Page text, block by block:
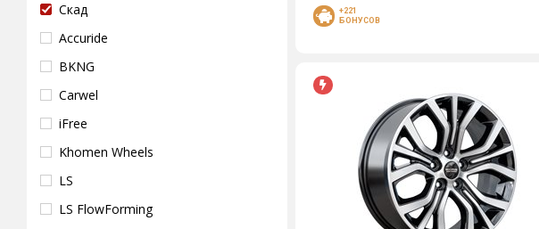
Скад
Accuride
BKNG
Carwel
iFree
Khomen Wheels
LS
LS FlowForming
+221
БОНУСОВ